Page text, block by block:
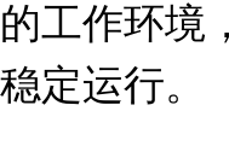
的工作环境
稳定运行。